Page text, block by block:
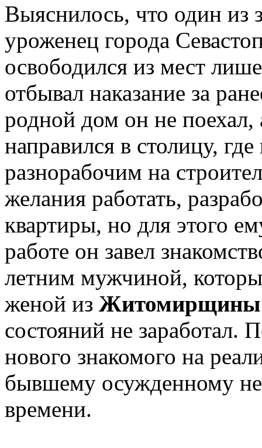
Выяснилось, что один из
уроженец города
освободился из мест
отбывал наказание за
родной дом он не поехал,
направился в столицу,
разнорабочим на
желания работать,
квартиры, но для этого
работе он завел
летним мужчиной,
женой из Житомирщины
состояний не заработал.
нового знакомого на
бывшему осужденному
времени.